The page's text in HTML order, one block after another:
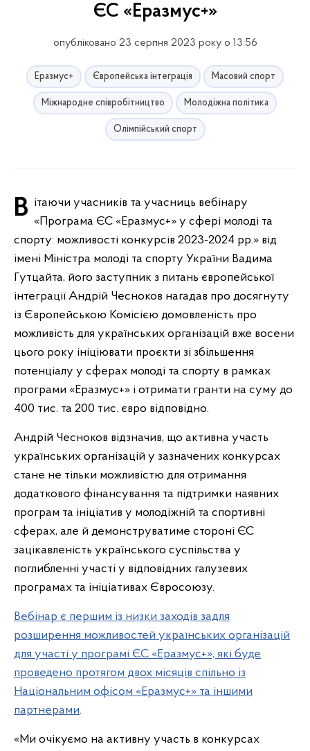
ЄС «Еразмус+»
опубліковано 23 серпня 2023 року о 13:56
Еразмус+ Європейська інтеграція Масовий спорт
Міжнародне співробітництво Молодіжна політика
Олімпійський спорт
Вітаючи учасників та учасниць вебінару «Програма ЄС «Еразмус+» у сфері молоді та
спорту: можливості конкурсів 2023-2024 рр.» від
імені Міністра молоді та спорту України Вадима
Гутцайта, його заступник з питань європейської
інтеграції Андрій Чесноков нагадав про досягнуту
із Європейською Комісією домовленість про
можливість для українських організацій вже восени
цього року ініціювати проєкти зі збільшення
потенціалу у сферах молоді та спорту в рамках
програми «Еразмус+» і отримати гранти на суму до
400 тис. та 200 тис. євро відповідно.
Андрій Чесноков відзначив, що активна участь
українських організацій у зазначених конкурсах
стане не тільки можливістю для отримання
додаткового фінансування та підтримки наявних
програм та ініціатив у молодіжній та спортивні
сферах, але й демонструватиме стороні ЄС
зацікавленість українського суспільства у
поглибленні участі у відповідних галузевих
програмах та ініціативах Євросоюзу.
Вебінар є першим із низки заходів задля
розширення можливостей українських організацій
для участі у програмі ЄС «Еразмус+», які буде
проведено протягом двох місяців спільно із
Національним офісом «Еразмус+» та іншими
партнерами.
«Ми очікуємо на активну участь в конкурсах